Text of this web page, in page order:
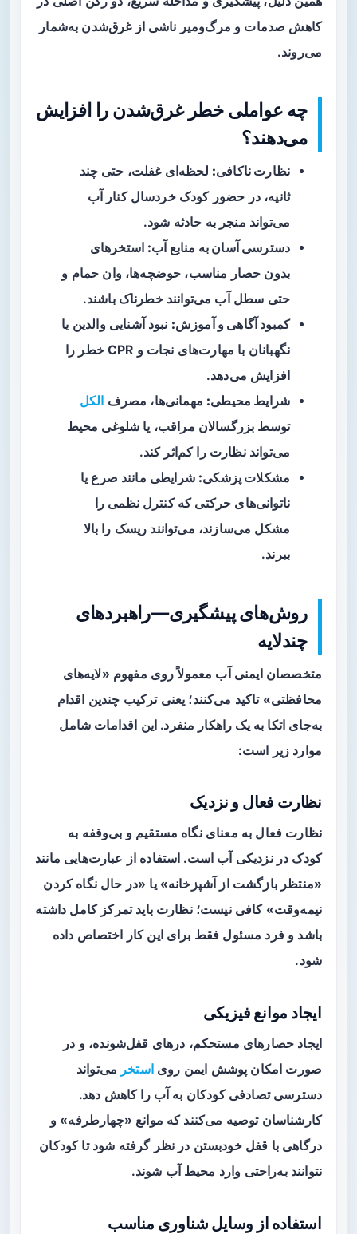
کاهش صدمات و مرگ‌ومیر ناشی از غرق‌شدن به‌شمار
می‌روند.
چه عواملی خطر غرق‌شدن را افزایش
می‌دهند؟
نظارت ناکافی: لحظه‌ای غفلت، حتی چند
ثانیه، در حضور کودک خردسال کنار آب
می‌تواند منجر به حادثه شود.
دسترسی آسان به منابع آب: استخرهای
بدون حصار مناسب، حوضچه‌ها، وان حمام و
حتی سطل آب می‌توانند خطرناک باشند.
کمبود آگاهی و آموزش: نبود آشنایی والدین یا
نگهبانان با مهارت‌های نجات و CPR خطر را
افزایش می‌دهد.
شرایط محیطی: مهمانی‌ها، مصرف الکل
توسط بزرگسالان مراقب، یا شلوغی محیط
می‌تواند نظارت را کم‌اثر کند.
مشکلات پزشکی: شرایطی مانند صرع یا
ناتوانی‌های حرکتی که کنترل نظمی را
مشکل می‌سازند، می‌توانند ریسک را بالا
ببرند.
روش‌های پیشگیری—راهبردهای
چندلایه
متخصصان ایمنی آب معمولاً روی مفهوم «لایه‌های
محافظتی» تاکید می‌کنند؛ یعنی ترکیب چندین اقدام
به‌جای اتکا به یک راهکار منفرد. این اقدامات شامل
موارد زیر است:
نظارت فعال و نزدیک
نظارت فعال به معنای نگاه مستقیم و بی‌وقفه به
کودک در نزدیکی آب است. استفاده از عبارت‌هایی مانند
«منتظر بازگشت از آشپزخانه» یا «در حال نگاه کردن
نیمه‌وقت» کافی نیست؛ نظارت باید تمرکز کامل داشته
باشد و فرد مسئول فقط برای این کار اختصاص داده
شود.
ایجاد موانع فیزیکی
ایجاد حصارهای مستحکم، درهای قفل‌شونده، و در
صورت امکان پوشش ایمن روی استخر می‌تواند
دسترسی تصادفی کودکان به آب را کاهش دهد.
کارشناسان توصیه می‌کنند که موانع «چهارطرفه» و
درگاهی با قفل خودبستن در نظر گرفته شود تا کودکان
نتوانند به‌راحتی وارد محیط آب شوند.
استفاده از وسایل شناوری مناسب